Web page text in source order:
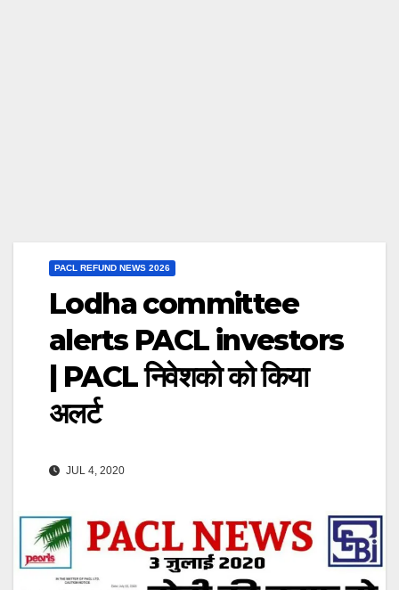
PACL REFUND NEWS 2026
Lodha committee
alerts PACL investors
| PACL निवेशको को किया
अलर्ट
JUL 4, 2020